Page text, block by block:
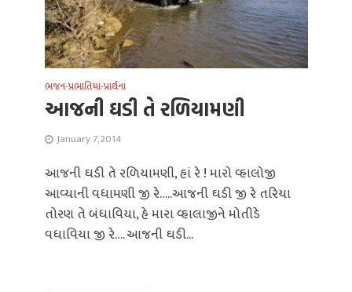
ભજન-પ્રભાતિયા-પ્રાર્થના
આજની ઘડી તે રળિયામણી
January 7, 2014
આજની ઘડી તે રળિયામણી, હાં રે ! મારો વ્હાલોજી
આવ્યાની વધામણી જી રે…..આજની ઘડી જી રે તરિયા
તોરણ તે બંધાવિયા, હે મારા વ્હાલાજીને મોતીડે
વધાવિયા જી રે…. આજની ઘડી...